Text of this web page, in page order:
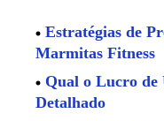
Estratégias de
Marmitas Fitness
Qual o Lucro
Detalhado